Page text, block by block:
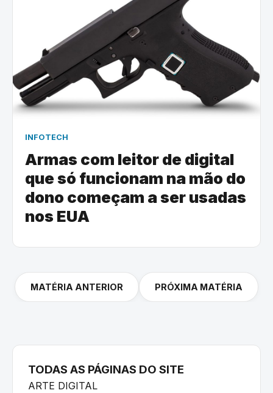
INFOTECH
Armas com leitor de digital
que só funcionam na mão do
dono começam a ser usadas
nos EUA
MATÉRIA ANTERIOR PRÓXIMA MATÉRIA
TODAS AS PÁGINAS DO SITE
ARTE DIGITAL